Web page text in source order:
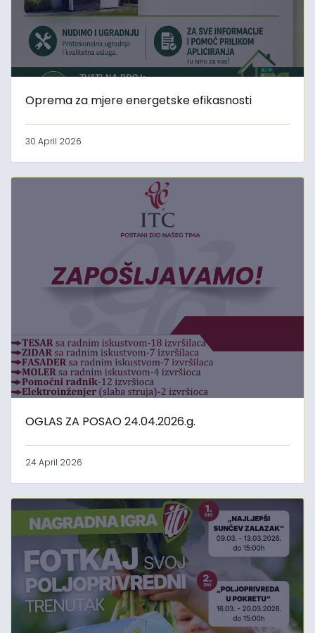
Oprema za mjere energetske efikasnosti
30 April 2026
OGLAS ZA POSAO 24.04.2026.g.
24 April 2026